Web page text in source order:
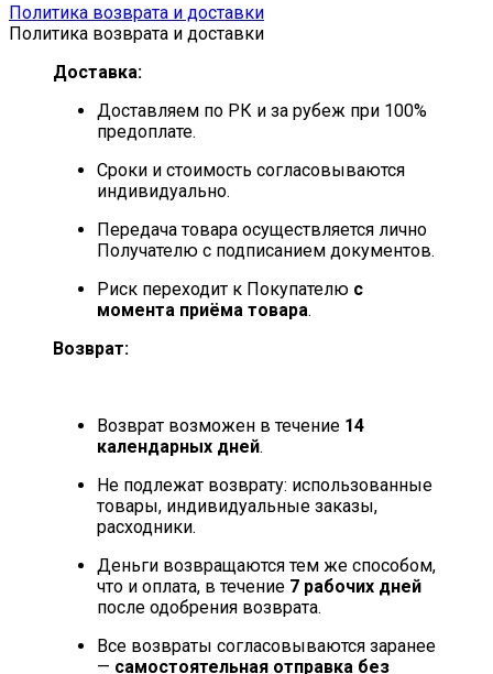
Политика возврата и доставки
Политика возврата и доставки
Доставка:
Доставляем по РК и за рубеж при 100%
предоплате.
Сроки и стоимость согласовываются
индивидуально.
Передача товара осуществляется лично
Получателю с подписанием документов.
Риск переходит к Покупателю с
момента приёма товара.
Возврат:
Возврат возможен в течение 14
календарных дней.
Не подлежат возврату: использованные
товары, индивидуальные заказы,
расходники.
Деньги возвращаются тем же способом,
что и оплата, в течение 7 рабочих дней
после одобрения возврата.
Все возвраты согласовываются заранее
— самостоятельная отправка без